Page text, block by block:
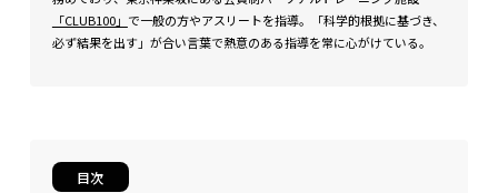
「CLUB100」 で一般の方やアスリートを指導。「科学的根拠に基づき、
必ず結果を出す」が合い言葉で熱意のある指導を常に心がけている。
目次